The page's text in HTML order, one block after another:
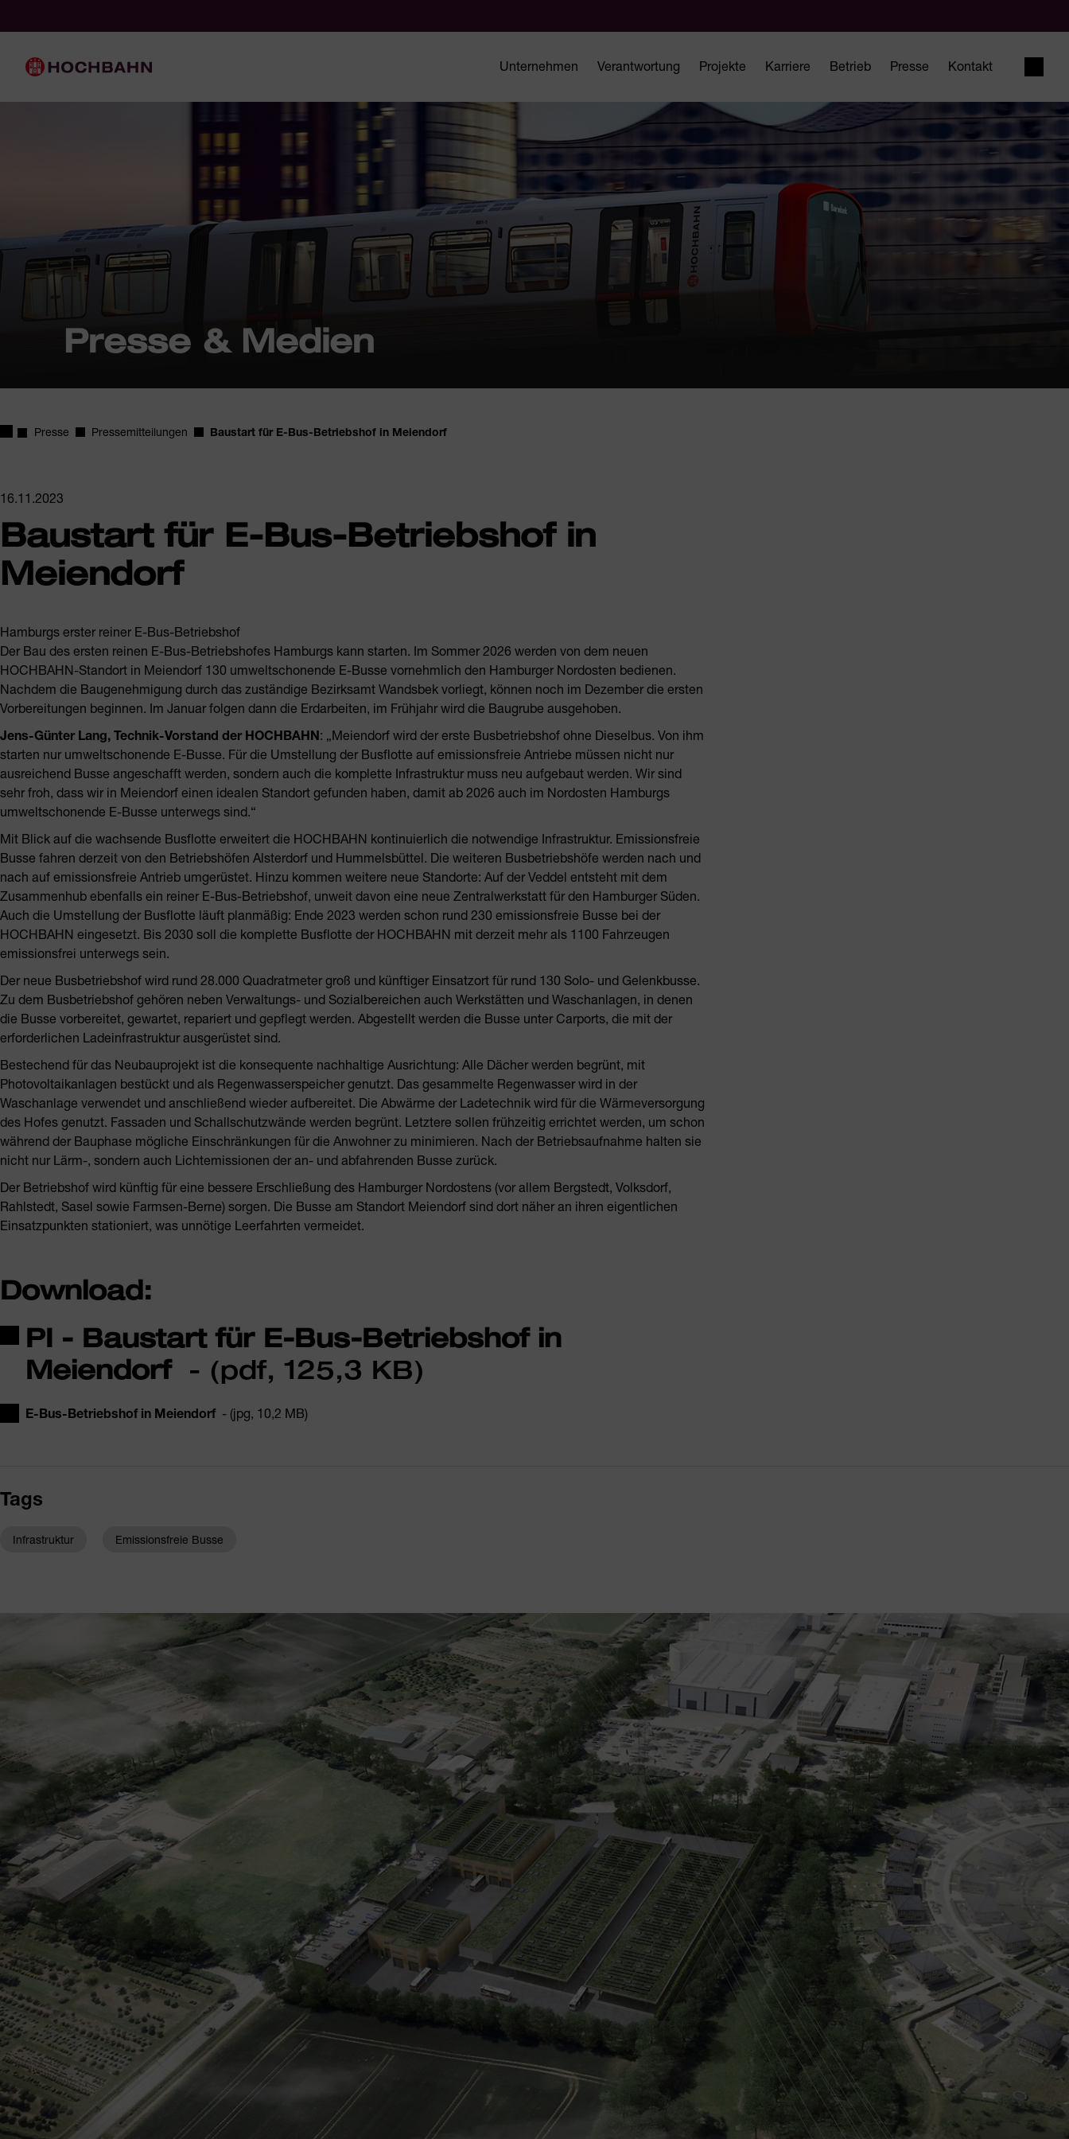
Hauptnavigation
Unternehmen Verantwortung Projekte Karriere Betrieb Presse Kontakt
Presse & Medien
Startseite
Presse Pressemitteilungen Baustart für E-Bus-Betriebshof in Meiendorf
16.11.2023
Baustart für E-Bus-Betriebshof in
Meiendorf
Hamburgs erster reiner E-Bus-Betriebshof
Der Bau des ersten reinen E-Bus-Betriebshofes Hamburgs kann starten. Im Sommer 2026 werden von dem neuen
HOCHBAHN-Standort in Meiendorf 130 umweltschonende E-Busse vornehmlich den Hamburger Nordosten bedienen.
Nachdem die Baugenehmigung durch das zuständige Bezirksamt Wandsbek vorliegt, können noch im Dezember die ersten
Vorbereitungen beginnen. Im Januar folgen dann die Erdarbeiten, im Frühjahr wird die Baugrube ausgehoben.
Jens-Günter Lang, Technik-Vorstand der HOCHBAHN: „Meiendorf wird der erste Busbetriebshof ohne Dieselbus. Von ihm
starten nur umweltschonende E-Busse. Für die Umstellung der Busflotte auf emissionsfreie Antriebe müssen nicht nur
ausreichend Busse angeschafft werden, sondern auch die komplette Infrastruktur muss neu aufgebaut werden. Wir sind
sehr froh, dass wir in Meiendorf einen idealen Standort gefunden haben, damit ab 2026 auch im Nordosten Hamburgs
umweltschonende E-Busse unterwegs sind.“
Mit Blick auf die wachsende Busflotte erweitert die HOCHBAHN kontinuierlich die notwendige Infrastruktur. Emissionsfreie
Busse fahren derzeit von den Betriebshöfen Alsterdorf und Hummelsbüttel. Die weiteren Busbetriebshöfe werden nach und
nach auf emissionsfreie Antrieb umgerüstet. Hinzu kommen weitere neue Standorte: Auf der Veddel entsteht mit dem
Zusammenhub ebenfalls ein reiner E-Bus-Betriebshof, unweit davon eine neue Zentralwerkstatt für den Hamburger Süden.
Auch die Umstellung der Busflotte läuft planmäßig: Ende 2023 werden schon rund 230 emissionsfreie Busse bei der
HOCHBAHN eingesetzt. Bis 2030 soll die komplette Busflotte der HOCHBAHN mit derzeit mehr als 1100 Fahrzeugen
emissionsfrei unterwegs sein.
Der neue Busbetriebshof wird rund 28.000 Quadratmeter groß und künftiger Einsatzort für rund 130 Solo- und Gelenkbusse.
Zu dem Busbetriebshof gehören neben Verwaltungs- und Sozialbereichen auch Werkstätten und Waschanlagen, in denen
die Busse vorbereitet, gewartet, repariert und gepflegt werden. Abgestellt werden die Busse unter Carports, die mit der
erforderlichen Ladeinfrastruktur ausgerüstet sind.
Bestechend für das Neubauprojekt ist die konsequente nachhaltige Ausrichtung: Alle Dächer werden begrünt, mit
Photovoltaikanlagen bestückt und als Regenwasserspeicher genutzt. Das gesammelte Regenwasser wird in der
Waschanlage verwendet und anschließend wieder aufbereitet. Die Abwärme der Ladetechnik wird für die Wärmeversorgung
des Hofes genutzt. Fassaden und Schallschutzwände werden begrünt. Letztere sollen frühzeitig errichtet werden, um schon
während der Bauphase mögliche Einschränkungen für die Anwohner zu minimieren. Nach der Betriebsaufnahme halten sie
nicht nur Lärm-, sondern auch Lichtemissionen der an- und abfahrenden Busse zurück.
Der Betriebshof wird künftig für eine bessere Erschließung des Hamburger Nordostens (vor allem Bergstedt, Volksdorf,
Rahlstedt, Sasel sowie Farmsen-Berne) sorgen. Die Busse am Standort Meiendorf sind dort näher an ihren eigentlichen
Einsatzpunkten stationiert, was unnötige Leerfahrten vermeidet.
Download:
PI - Baustart für E-Bus-Betriebshof in
Meiendorf
- (pdf, 125,3 KB)
E-Bus-Betriebshof in Meiendorf - (jpg, 10,2 MB)
Tags
Infrastruktur Emissionsfreie Busse